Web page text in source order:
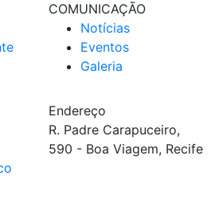
COMUNICAÇÃO
Notícias
Eventos
Galeria
Endereço
R. Padre Carapuceiro,
590 - Boa Viagem, Recife